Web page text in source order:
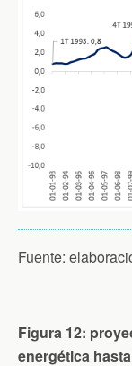
Fuente:
Figura 12:
energética